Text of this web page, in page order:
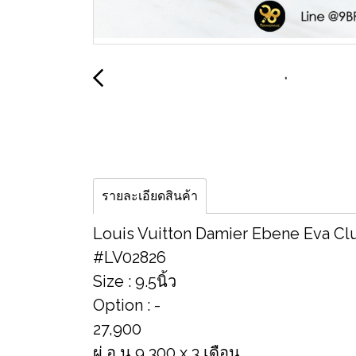
รายละเอียดสินค้า
Louis Vuitton Damier Ebene Eva
#LV02826
Size : 9.5นิ้ว
Option : -
27,900